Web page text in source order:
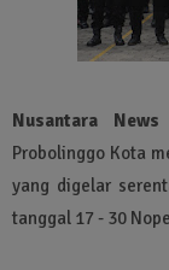
Nusantara
Probolinggo Kota
yang digelar
tanggal 17 - 30